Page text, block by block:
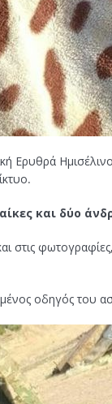
Ερυθρά
και δύο
στις
οδηγός του